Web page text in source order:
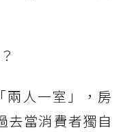
兩人一室」，房
去當消費者獨自